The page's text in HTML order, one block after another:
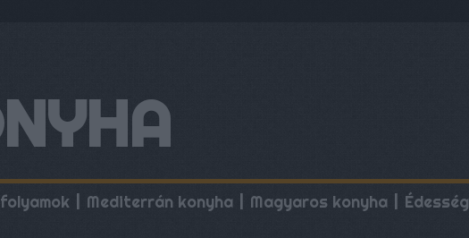
Mediterrán konyha Magyaros konyha Édesség